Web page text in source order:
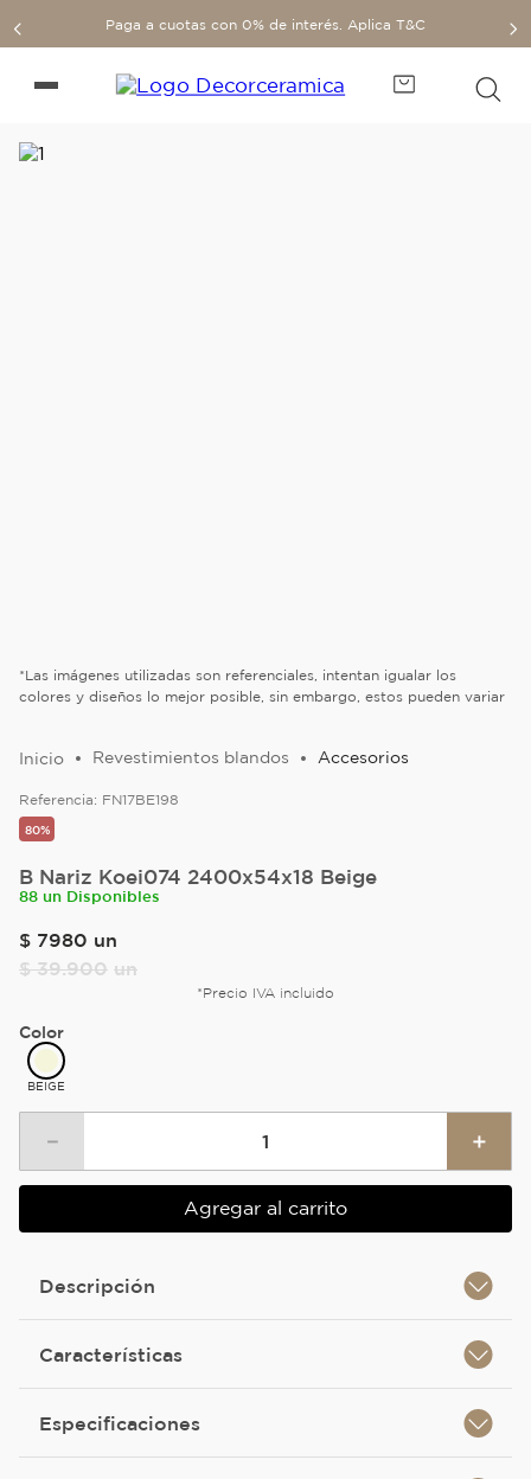
Paga a cuotas con 0% de interés. Aplica T&C
*Las imágenes utilizadas son referenciales, intentan igualar los
colores y diseños lo mejor posible, sin embargo, estos pueden variar
Revestimientos blandos Accesorios
Referencia: FN17BE198
80%
B Nariz Koei074 2400x54x18 Beige
88 un Disponibles
$ 7980 un
$ 39.900 un
*Precio IVA incluido
Color
BEIGE
＋
－
Agregar al carrito
Descripción
Características
Especificaciones